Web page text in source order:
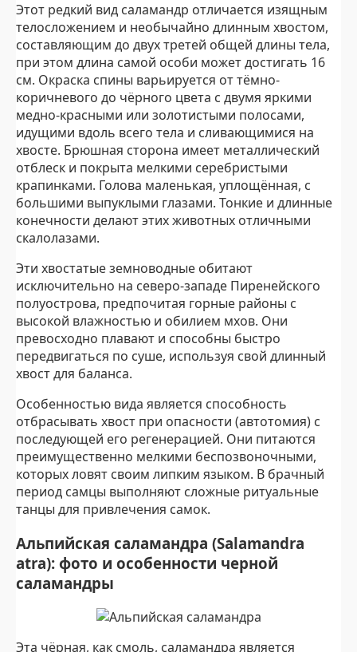
Этот редкий вид саламандр отличается изящным
телосложением и необычайно длинным хвостом,
составляющим до двух третей общей длины тела,
при этом длина самой особи может достигать 16
см. Окраска спины варьируется от тёмно-
коричневого до чёрного цвета с двумя яркими
медно-красными или золотистыми полосами,
идущими вдоль всего тела и сливающимися на
хвосте. Брюшная сторона имеет металлический
отблеск и покрыта мелкими серебристыми
крапинками. Голова маленькая, уплощённая, с
большими выпуклыми глазами. Тонкие и длинные
конечности делают этих животных отличными
скалолазами.
Эти хвостатые земноводные обитают
исключительно на северо-западе Пиренейского
полуострова, предпочитая горные районы с
высокой влажностью и обилием мхов. Они
превосходно плавают и способны быстро
передвигаться по суше, используя свой длинный
хвост для баланса.
Особенностью вида является способность
отбрасывать хвост при опасности (автотомия) с
последующей его регенерацией. Они питаются
преимущественно мелкими беспозвоночными,
которых ловят своим липким языком. В брачный
период самцы выполняют сложные ритуальные
танцы для привлечения самок.
Альпийская саламандра (Salamandra
atra): фото и особенности черной
саламандры
Эта чёрная, как смоль, саламандра является